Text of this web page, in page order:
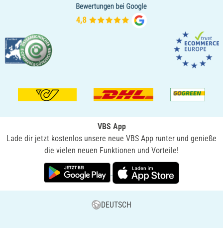
VBS App
Lade dir jetzt kostenlos unsere neue VBS App runter und genieße
die vielen neuen Funktionen und Vorteile!
DEUTSCH